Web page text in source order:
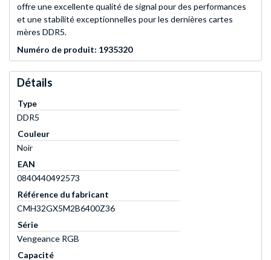
offre une excellente qualité de signal pour des performances
et une stabilité exceptionnelles pour les dernières cartes
mères DDR5.
Numéro de produit: 1935320
Détails
Type
DDR5
Couleur
Noir
EAN
0840440492573
Référence du fabricant
CMH32GX5M2B6400Z36
Série
Vengeance RGB
Capacité